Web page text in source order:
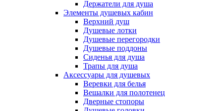
Держатели для душа
Элементы душевых кабин
Верхний душ
Душевые лотки
Душевые перегородки
Душевые поддоны
Сиденья для душа
Трапы для душа
Аксессуары для душевых
Веревки для белья
Вешалки для полотенец
Дверные стопоры